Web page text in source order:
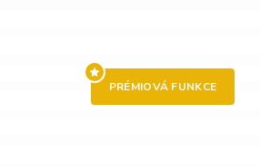
PRÉMIOVÁ FUNKCE